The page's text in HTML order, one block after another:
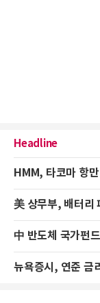
Headline
HMM, 타코마 항
美 상무부, 배터리
中 반도체 국가펀
뉴욕증시, 연준 금